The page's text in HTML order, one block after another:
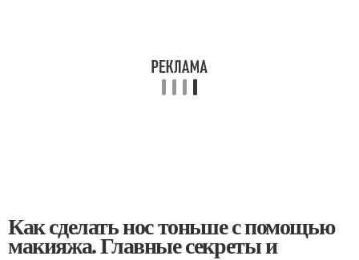
Как сделать нос тоньше с помощью
макияжа. Главные секреты и